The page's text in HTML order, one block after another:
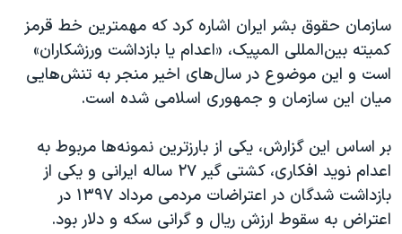
سازمان حقوق بشر ایران اشاره کرد که مهمترین خط قرمز
کمیته بین‌المللی المپیک، «اعدام یا بازداشت ورزشکاران»
است و این موضوع در سال‌های اخیر منجر به تنش‌هایی
میان این سازمان و جمهوری اسلامی شده است.
بر اساس این گزارش، یکی از بارزترین نمونه‌ها مربوط به
اعدام نوید افکاری، کشتی گیر ۲۷ ساله ایرانی و یکی از
بازداشت شدگان در اعتراضات مردمی مرداد ۱۳۹۷ در
اعتراض به سقوط ارزش ریال و گرانی سکه و دلار بود.